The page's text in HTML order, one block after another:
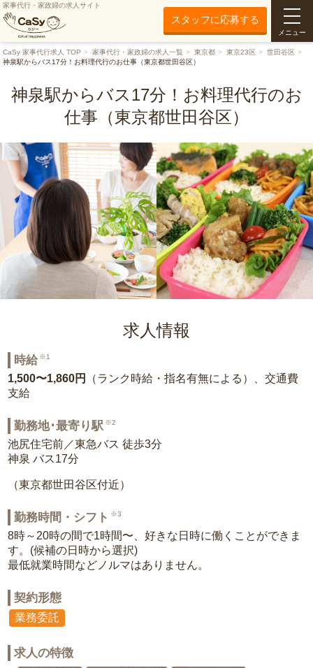
家事代行・家政婦の求人サイト
スタッフに応募する
メニュー
CaSy 家事代行求人 TOP 家事代行・家政婦の求人一覧 東京都 東京23区
世田谷区
神泉駅からバス17分！お料理代行のお仕事（東京都世田谷区）
神泉駅からバス17分！お料理代行のお
仕事（東京都世田谷区）
求人情報
時給 ※1
1,500〜1,860円
（ランク時給・指名有無による）、交通費
支給
勤務地･最寄り駅 ※2
池尻住宅前／東急バス 徒歩3分
神泉 バス17分
（東京都世田谷区付近）
勤務時間・シフト ※3
8時～20時の間で1時間〜、好きな日時に働くことができま
す。(候補の日時から選択)
最低就業時間などノルマはありません。
契約形態
業務委託
求人の特徴